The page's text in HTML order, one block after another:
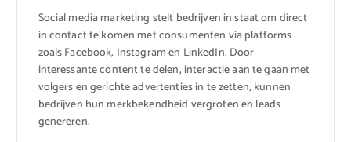
Social media marketing stelt bedrijven in staat om direct
in contact te komen met consumenten via platforms
zoals Facebook, Instagram en LinkedIn. Door
interessante content te delen, interactie aan te gaan met
volgers en gerichte advertenties in te zetten, kunnen
bedrijven hun merkbekendheid vergroten en leads
genereren.